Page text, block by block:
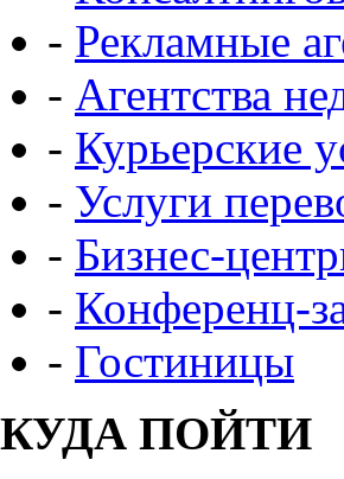
- Рекламные
- Агентства
- Курьерские
- Услуги
- Бизнес-
- Конференц-
- Гостиницы
КУДА ПОЙТИ